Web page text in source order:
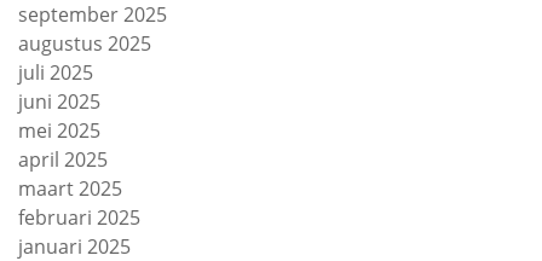
september 2025
augustus 2025
juli 2025
juni 2025
mei 2025
april 2025
maart 2025
februari 2025
januari 2025